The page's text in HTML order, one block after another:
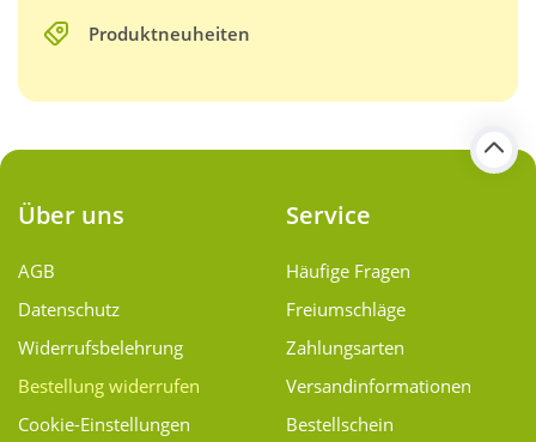
Produktneuheiten
Über uns
AGB
Datenschutz
Widerrufsbelehrung
Bestellung widerrufen
Cookie-Einstellungen
Service
Häufige Fragen
Freiumschläge
Zahlungsarten
Versand­informationen
Bestellschein